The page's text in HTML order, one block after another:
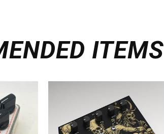
ITEMS